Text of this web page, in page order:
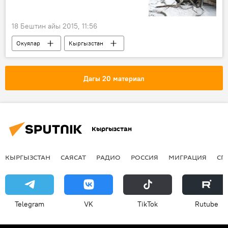
18 Бештин айы 2015, 11:56
Окуялар
Кыргызстан
Жаңылыктар
унаа
эвакуация
Дагы 20 материал
Кыргызстан
КЫРГЫЗСТАН САЯСАТ РАДИО РОССИЯ МИГРАЦИЯ
Telegram VK ТikТоk Rutube